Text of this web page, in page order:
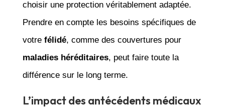
choisir une protection véritablement adaptée.
Prendre en compte les besoins spécifiques de
votre félidé, comme des couvertures pour
maladies héréditaires, peut faire toute la
différence sur le long terme.
L’impact des antécédents médicaux